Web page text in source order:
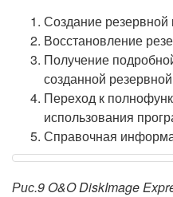
Создание резервной
Восстановление
Получение
созданной
Переход к
использования
Справочная
Рис.9 O&O DiskImage